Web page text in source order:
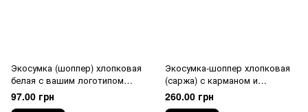
Экосумка (шоппер) хлопковая
белая с вашим логотипом
(Саржа 235 гр/м2)
97.00 грн
Экосумка-шоппер хлопковая
(саржа) с карманом и
черными ручками,
43,5х40,5х14 см
260.00 грн